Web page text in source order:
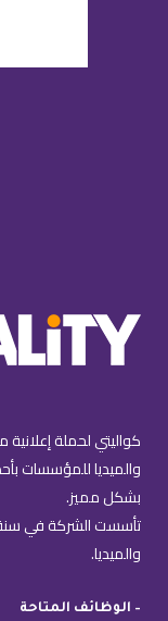
كواليتي لحملة
والميديا للمؤسسات
بشكل مميز.
والميديا.
– الوظائف المتاحة